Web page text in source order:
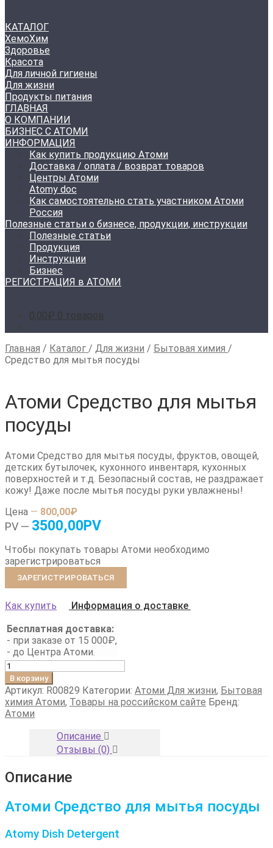
КАТАЛОГ
ХемоХим
Здоровье
Красота
Для личной гигиены
Для жизни
Продукты питания
ГЛАВНАЯ
О КОМПАНИИ
БИЗНЕС С АТОМИ
ИНФОРМАЦИЯ
Как купить продукцию Атоми
Доставка / оплата / возврат товаров
Центры Атоми
Atomy doc
Как самостоятельно стать участником Атоми
Россия
Полезные статьи о бизнесе, продукции, инструкции
Полезные статьи
Продукция
Инструкции
Бизнес
РЕГИСТРАЦИЯ в АТОМИ
0,00₽ 0 товаров
Главная / Каталог / Для жизни / Бытовая химия /
Средство для мытья посуды
Атоми Средство для мытья
посуды
Атоми Средство для мытья посуды, фруктов, овощей,
детских бутылочек, кухонного инвентаря, кухонных
поверхностей и т.д. Безопасный состав, не раздражает
кожу! Даже после мытья посуды руки увлажнены!
Цена — 800,00₽
PV — 3500,00PV
Чтобы покупать товары Атоми необходимо
зарегистрироваться
ЗАРЕГИСТРИРОВАТЬСЯ
Как купить
Информация о доставке
Бесплатная доставка:
- при заказе от 15 000₽,
- до Центра Атоми.
Количество
товара
Атоми
Средство
для
В корзину
Артикул: R00829 Категории: Атоми Для жизни, Бытовая
химия Атоми, Товары на российском сайте Бренд:
Атоми
Описание
Отзывы (0)
Описание
Атоми Средство для мытья посуды
Atomy Dish Detergent